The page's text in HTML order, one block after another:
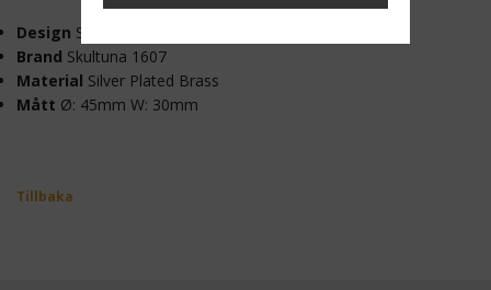
Design Skultuna 1607
Brand Skultuna 1607
Material Silver Plated Brass
Mått Ø: 45mm W: 30mm
Tillbaka